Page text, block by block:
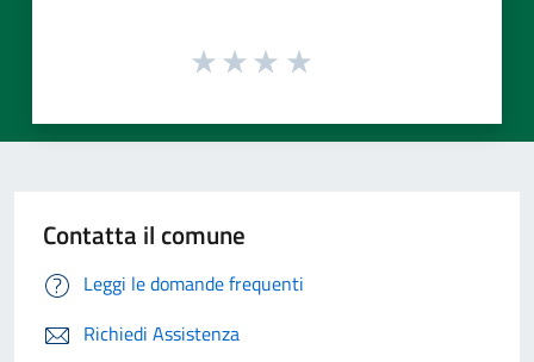
Contatta il comune
Leggi le domande frequenti
Richiedi Assistenza